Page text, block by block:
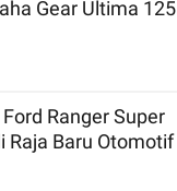
Gear Ultima 125
Ranger Super
Raja Baru Otomotif